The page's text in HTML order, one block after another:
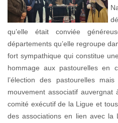
qu’elle était conviée
départements qu’elle regroupe
fort sympathique qui constitue
hommage aux pastourelles en
l’élection des pastourelles
mouvement associatif
comité exécutif de la Ligue et
des associations en lien avec la